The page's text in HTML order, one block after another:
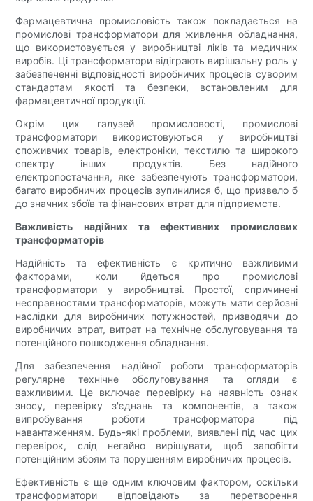
Фармацевтична промисловість також покладається на
промислові трансформатори для живлення обладнання,
що використовується у виробництві ліків та медичних
виробів. Ці трансформатори відіграють вирішальну роль у
забезпеченні відповідності виробничих процесів суворим
стандартам якості та безпеки, встановленим для
фармацевтичної продукції.
Окрім цих галузей промисловості, промислові
трансформатори використовуються у виробництві
споживчих товарів, електроніки, текстилю та широкого
спектру інших продуктів. Без надійного
електропостачання, яке забезпечують трансформатори,
багато виробничих процесів зупинилися б, що призвело б
до значних збоїв та фінансових втрат для підприємств.
Важливість надійних та ефективних промислових
трансформаторів
Надійність та ефективність є критично важливими
факторами, коли йдеться про промислові
трансформатори у виробництві. Простої, спричинені
несправностями трансформаторів, можуть мати серйозні
наслідки для виробничих потужностей, призводячи до
виробничих втрат, витрат на технічне обслуговування та
потенційного пошкодження обладнання.
Для забезпечення надійної роботи трансформаторів
регулярне технічне обслуговування та огляди є
важливими. Це включає перевірку на наявність ознак
зносу, перевірку з'єднань та компонентів, а також
випробування роботи трансформатора під
навантаженням. Будь-які проблеми, виявлені під час цих
перевірок, слід негайно вирішувати, щоб запобігти
потенційним збоям та порушенням виробничих процесів.
Ефективність є ще одним ключовим фактором, оскільки
трансформатори відповідають за перетворення